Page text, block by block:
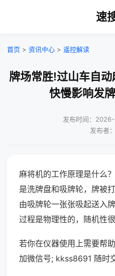
速
首页 > 资讯中心 > 遥控解读
牌场常胜!过山车自
快慢影响发
发布时间：
发布者
麻将机的工作原理是什么
是洗牌盘和吸牌轮，牌被
由吸牌轮一张张吸起送入
过程是物理性的，随机性很
若你在仪器使用上需要帮
加微信号; kkss8691 随时